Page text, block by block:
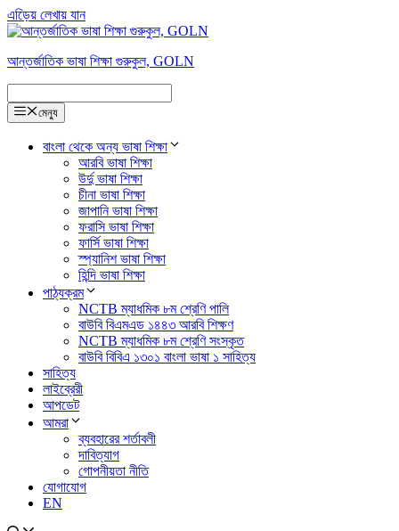
এড়িেয় লেখায় যান
আন্তর্জাতিক ভাষা শিক্ষা গুরুকুল, GOLN
মেন্যু
বাংলা থেকে অন্য ভাষা শিক্ষা
আরবি ভাষা শিক্ষা
উর্দু ভাষা শিক্ষা
চীনা ভাষা শিক্ষা
জাপানি ভাষা শিক্ষা
ফরাসি ভাষা শিক্ষা
ফার্সি ভাষা শিক্ষা
স্প্যানিশ ভাষা শিক্ষা
হিন্দি ভাষা শিক্ষা
পাঠ্যক্রম
NCTB ম্যাধমিক ৮ম শ্রেণি পালি
বাউবি বিএমএড ১৪৪৩ আরবি শিক্ষণ
NCTB ম্যাধমিক ৮ম শ্রেণি সংস্কৃত
বাউবি বিবিএ ১৩০১ বাংলা ভাষা ১ সাহিত্য
সাহিত্য
লাইব্রেরী
আপডেট
আমরা
ব্যবহারের শর্তাবলী
দাবিত্যাগ
গোপনীয়তা নীতি
যোগাযোগ
EN